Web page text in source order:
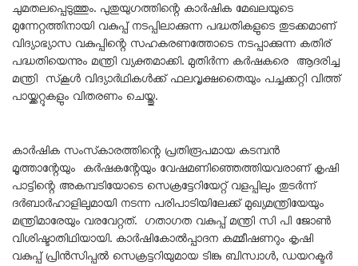
ചുമതലപ്പെടുത്തും. പുതുയുഗത്തിന്റെ കാർഷിക മേഖലയുടെ
മുന്നേറ്റത്തിനായി വകുപ്പ് നടപ്പിലാക്കുന്ന പദ്ധതികളുടെ തുടക്കമാണ്
വിദ്യാഭ്യാസ വകുപ്പിന്റെ സഹകരണത്തോടെ നടപ്പാക്കുന്ന കതിര്
പദ്ധതിയെന്നും മന്ത്രി വ്യക്തമാക്കി. മുതിർന്ന കർഷകരെ ആദരിച്ച
മന്ത്രി സ്‌കൂൾ വിദ്യാർഥികൾക്ക് ഫലവൃക്ഷതൈയും പച്ചക്കറ്റി വിത്ത്
പായ്ക്കറ്റുകളും വിതരണം ചെയ്തു.
കാർഷിക സംസ്‌കാരത്തിന്റെ പ്രതിരൂപമായ കടമ്പൻ
മൂത്താന്റേയും കർഷകന്റേയും വേഷമണിഞ്ഞെത്തിയവരാണ് കൃഷി
പാട്ടിന്റെ അകമ്പടിയോടെ സെക്രട്ടേറിയേറ്റ് വളപ്പിലും തുടർന്ന്
ദർബാർഹാളിലുമായി നടന്ന പരിപാടിയിലേക്ക് മുഖ്യമന്ത്രിയേയും
മന്ത്രിമാരേയും വരവേറ്റത്. ഗതാഗത വകുപ്പ് മന്ത്രി സി പി ജോൺ
വിശിഷ്ടാതിഥിയായി. കാർഷികോൽപ്പാദന കമ്മീഷണറും കൃഷി
വകുപ്പ് പ്രിൻസിപ്പൽ സെക്രട്ടറിയുമായ ടിങ്കു ബിസ്വാൾ, ഡയറക്ടർ